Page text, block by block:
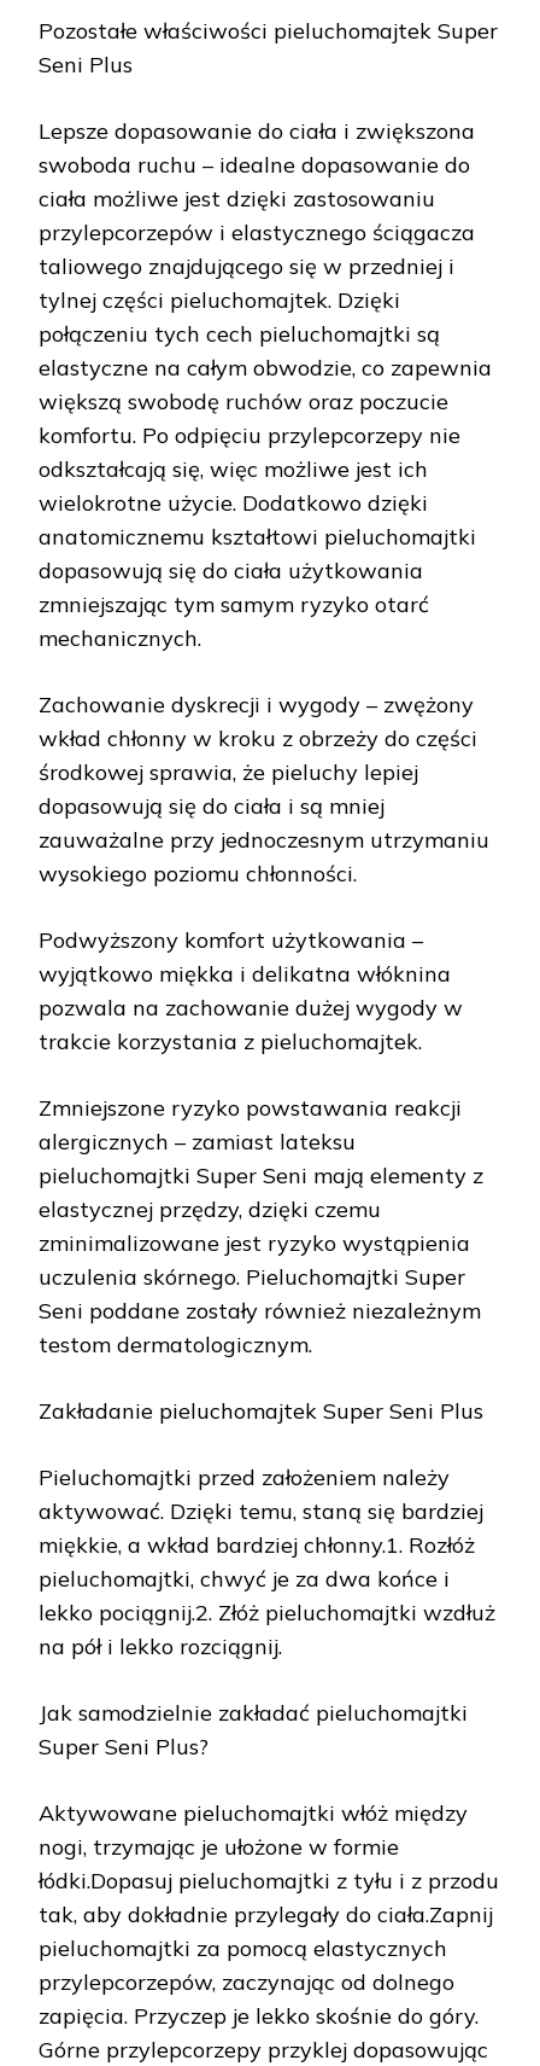
Pozostałe właściwości pieluchomajtek Super
Seni Plus
Lepsze dopasowanie do ciała i zwiększona
swoboda ruchu – idealne dopasowanie do
ciała możliwe jest dzięki zastosowaniu
przylepcorzepów i elastycznego ściągacza
taliowego znajdującego się w przedniej i
tylnej części pieluchomajtek. Dzięki
połączeniu tych cech pieluchomajtki są
elastyczne na całym obwodzie, co zapewnia
większą swobodę ruchów oraz poczucie
komfortu. Po odpięciu przylepcorzepy nie
odkształcają się, więc możliwe jest ich
wielokrotne użycie. Dodatkowo dzięki
anatomicznemu kształtowi pieluchomajtki
dopasowują się do ciała użytkowania
zmniejszając tym samym ryzyko otarć
mechanicznych.
Zachowanie dyskrecji i wygody – zwężony
wkład chłonny w kroku z obrzeży do części
środkowej sprawia, że pieluchy lepiej
dopasowują się do ciała i są mniej
zauważalne przy jednoczesnym utrzymaniu
wysokiego poziomu chłonności.
Podwyższony komfort użytkowania –
wyjątkowo miękka i delikatna włóknina
pozwala na zachowanie dużej wygody w
trakcie korzystania z pieluchomajtek.
Zmniejszone ryzyko powstawania reakcji
alergicznych – zamiast lateksu
pieluchomajtki Super Seni mają elementy z
elastycznej przędzy, dzięki czemu
zminimalizowane jest ryzyko wystąpienia
uczulenia skórnego. Pieluchomajtki Super
Seni poddane zostały również niezależnym
testom dermatologicznym.
Zakładanie pieluchomajtek Super Seni Plus
Pieluchomajtki przed założeniem należy
aktywować. Dzięki temu, staną się bardziej
miękkie, a wkład bardziej chłonny.1. Rozłóż
pieluchomajtki, chwyć je za dwa końce i
lekko pociągnij.2. Złóż pieluchomajtki wzdłuż
na pół i lekko rozciągnij.
Jak samodzielnie zakładać pieluchomajtki
Super Seni Plus?
Aktywowane pieluchomajtki włóż między
nogi, trzymając je ułożone w formie
łódki.Dopasuj pieluchomajtki z tyłu i z przodu
tak, aby dokładnie przylegały do ciała.Zapnij
pieluchomajtki za pomocą elastycznych
przylepcorzepów, zaczynając od dolnego
zapięcia. Przyczep je lekko skośnie do góry.
Górne przylepcorzepy przyklej dopasowując